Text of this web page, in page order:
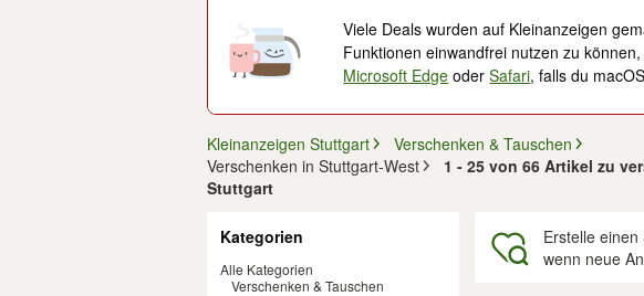
Viele Deals wurden auf Kleinanzeigen
Funktionen einwandfrei nutzen zu
Microsoft Edge oderSafari, falls du
Kleinanzeigen Stuttgart
Verschenken & Tauschen
Verschenken in Stuttgart-West
1 - 25 von 66 Artikel zu
Stuttgart
Kategorien
Alle Kategorien
Verschenken & Tauschen
Erstelle
wenn neue